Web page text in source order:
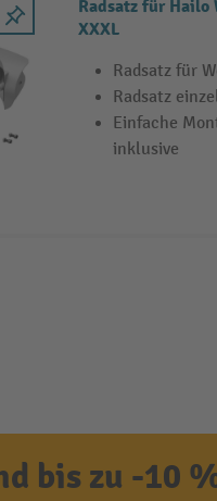
Radsatz für Hailo
XXXL
Radsatz für
Radsatz
Einfache
inklusive
bis zu -10